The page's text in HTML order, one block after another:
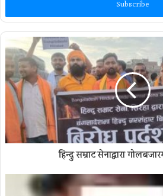
हिन्दु सम्राट सेनाद्वारा